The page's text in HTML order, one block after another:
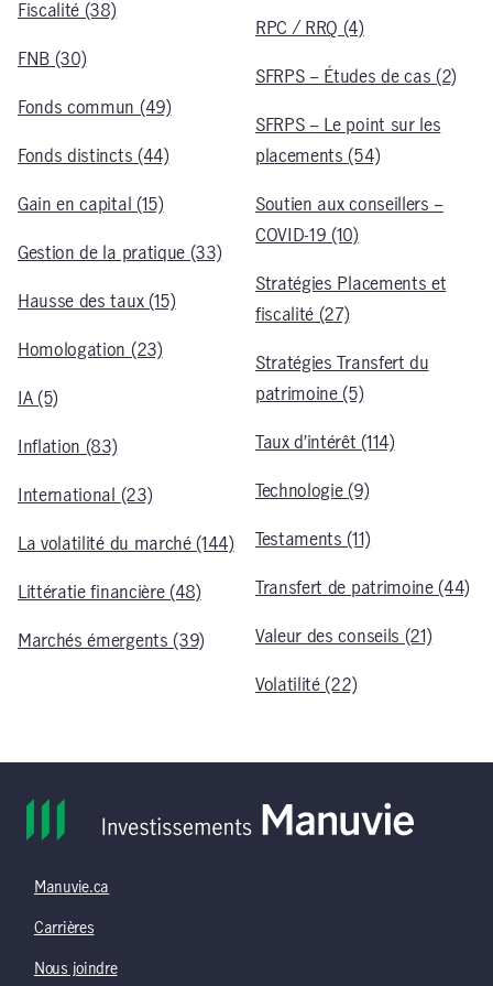
Fiscalité (38)
FNB (30)
Fonds commun (49)
Fonds distincts (44)
Gain en capital (15)
Gestion de la pratique (33)
Hausse des taux (15)
Homologation (23)
IA (5)
Inflation (83)
International (23)
La volatilité du marché (144)
Littératie financière (48)
Marchés émergents (39)
RPC / RRQ (4)
SFRPS – Études de cas (2)
SFRPS – Le point sur les
placements (54)
Soutien aux conseillers –
COVID-19 (10)
Stratégies Placements et
fiscalité (27)
Stratégies Transfert du
patrimoine (5)
Taux d’intérêt (114)
Technologie (9)
Testaments (11)
Transfert de patrimoine (44)
Valeur des conseils (21)
Volatilité (22)
Manuvie.ca
Carrières
Nous joindre